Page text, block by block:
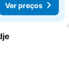
Ver preços
favoritos